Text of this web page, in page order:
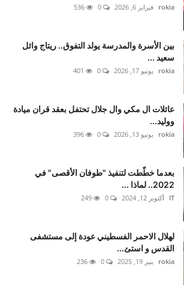
rokia فبراير 6, 2026
بين الأسرة والمدرسة يولد التفوق.. ريتاج وائل
سعيد ...
rokia يونيو 17, 2026
عائلات ال مكي وال جلال تحتفل بعقد قران ميادة
ووليد...
rokia يونيو 13, 2026
بعدما خطّطت لتنفيذ "طوفان الأقصى" في
2022.. لماذا ...
IT أكتوبر 12, 2024
لهلال الاحمر الفسطيني عودة إلى مستشفى
القدس و استئ...
rokia ينير 19, 2025